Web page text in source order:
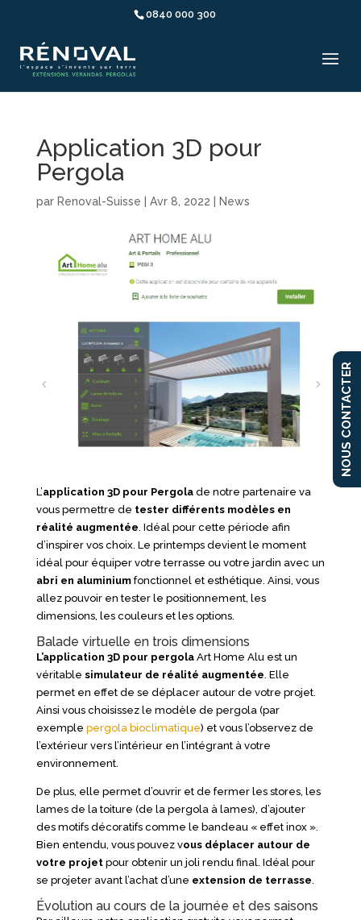
0840 000 300
Application 3D pour
Pergola
par Renoval-Suisse Avr 8, 2022 News
L’application 3D pour Pergolade notre partenaire va
vous permettre de tester différents modèles en
réalité augmentée . Idéal pour cette période afin
d’inspirer vos choix. Le printemps devient le moment
idéal pour équiper votre terrasse ou votre jardin avec un
abri en aluminiumfonctionnel et esthétique. Ainsi, vous
allez pouvoir en tester le positionnement, les
dimensions, les couleurs et les options.
Balade virtuelle en trois dimensions
L’application 3D pour pergolaArt Home Alu est un
véritable simulateur de réalité augmentée . Elle
permet en effet de se déplacer autour de votre projet.
Ainsi vous choisissez le modèle de pergola (par
exemple pergola bioclimatique) et vous l’observez de
l’extérieur vers l’intérieur en l’intégrant à votre
environnement.
De plus, elle permet d’ouvrir et de fermer les stores, les
lames de la toiture (de la pergola à lames), d’ajouter
des motifs décoratifs comme le bandeau « effet inox ».
Bien entendu, vous pouvez vous déplacer autour de
votre projetpour obtenir un joli rendu final. Idéal pour
se projeter avant l’achat d’une extension de terrasse
Évolution au cours de la journée et des saisons
NOUS CONTACTER